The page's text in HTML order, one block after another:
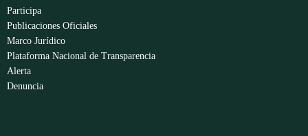
Participa
Publicaciones Oficiales
Marco Jurídico
Plataforma Nacional de Transparencia
Alerta
Denuncia